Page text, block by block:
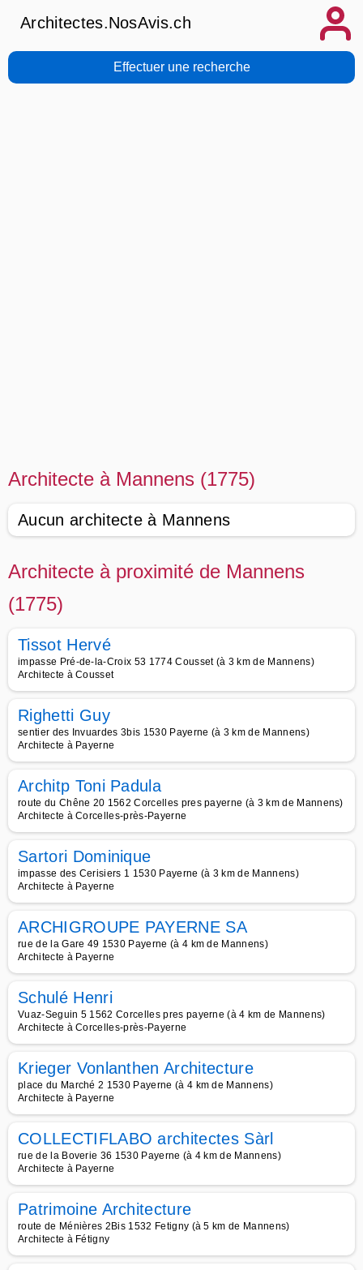
Architectes.NosAvis.ch
Effectuer une recherche
Architecte à Mannens (1775)
Aucun architecte à Mannens
Architecte à proximité de Mannens
(1775)
Tissot Hervé
impasse Pré-de-la-Croix 53 1774 Cousset (à 3 km de Mannens)
Architecte à Cousset
Righetti Guy
sentier des Invuardes 3bis 1530 Payerne (à 3 km de Mannens)
Architecte à Payerne
Architp Toni Padula
route du Chêne 20 1562 Corcelles pres payerne (à 3 km de Mannens)
Architecte à Corcelles-près-Payerne
Sartori Dominique
impasse des Cerisiers 1 1530 Payerne (à 3 km de Mannens)
Architecte à Payerne
ARCHIGROUPE PAYERNE SA
rue de la Gare 49 1530 Payerne (à 4 km de Mannens)
Architecte à Payerne
Schulé Henri
Vuaz-Seguin 5 1562 Corcelles pres payerne (à 4 km de Mannens)
Architecte à Corcelles-près-Payerne
Krieger Vonlanthen Architecture
place du Marché 2 1530 Payerne (à 4 km de Mannens)
Architecte à Payerne
COLLECTIFLABO architectes Sàrl
rue de la Boverie 36 1530 Payerne (à 4 km de Mannens)
Architecte à Payerne
Patrimoine Architecture
route de Ménières 2Bis 1532 Fetigny (à 5 km de Mannens)
Architecte à Fétigny